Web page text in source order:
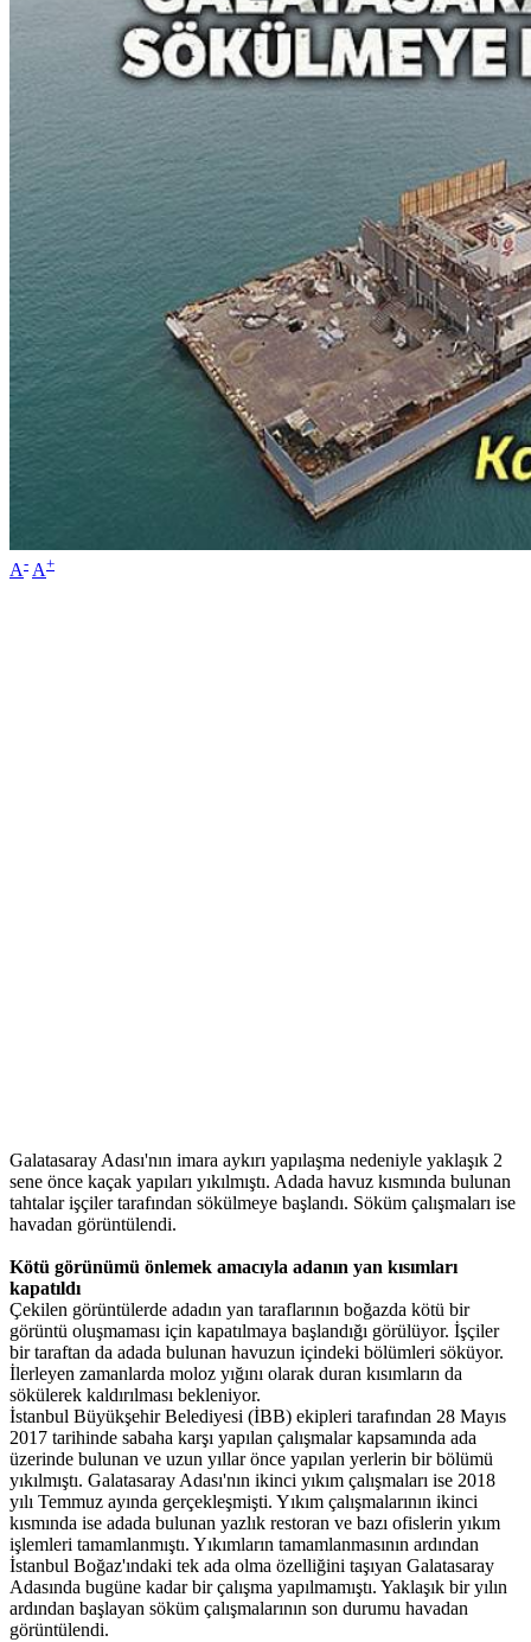
A- A+
Galatasaray Adası'nın imara aykırı yapılaşma nedeniyle yaklaşık 2
sene önce kaçak yapıları yıkılmıştı. Adada havuz kısmında bulunan
tahtalar işçiler tarafından sökülmeye başlandı. Söküm çalışmaları ise
havadan görüntülendi.
Kötü görünümü önlemek amacıyla adanın yan kısımları
kapatıldı
Çekilen görüntülerde adadın yan taraflarının boğazda kötü bir
görüntü oluşmaması için kapatılmaya başlandığı görülüyor. İşçiler
bir taraftan da adada bulunan havuzun içindeki bölümleri söküyor.
İlerleyen zamanlarda moloz yığını olarak duran kısımların da
sökülerek kaldırılması bekleniyor.
İstanbul Büyükşehir Belediyesi (İBB) ekipleri tarafından 28 Mayıs
2017 tarihinde sabaha karşı yapılan çalışmalar kapsamında ada
üzerinde bulunan ve uzun yıllar önce yapılan yerlerin bir bölümü
yıkılmıştı. Galatasaray Adası'nın ikinci yıkım çalışmaları ise 2018
yılı Temmuz ayında gerçekleşmişti. Yıkım çalışmalarının ikinci
kısmında ise adada bulunan yazlık restoran ve bazı ofislerin yıkım
işlemleri tamamlanmıştı. Yıkımların tamamlanmasının ardından
İstanbul Boğaz'ındaki tek ada olma özelliğini taşıyan Galatasaray
Adasında bugüne kadar bir çalışma yapılmamıştı. Yaklaşık bir yılın
ardından başlayan söküm çalışmalarının son durumu havadan
görüntülendi.